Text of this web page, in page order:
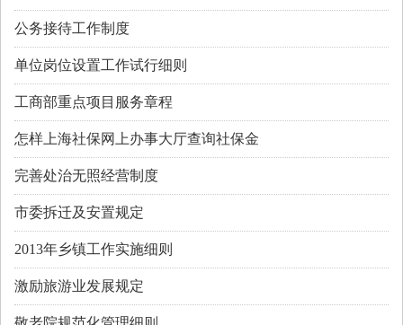
公务接待工作制度
单位岗位设置工作试行细则
工商部重点项目服务章程
怎样上海社保网上办事大厅查询社保金
完善处治无照经营制度
市委拆迁及安置规定
2013年乡镇工作实施细则
激励旅游业发展规定